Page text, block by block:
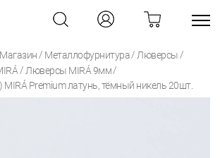
Магазин / Металлофурнитура / Люверсы /
/ Люверсы MIRÁ 9мм /
Premium латунь, тёмный никель 20шт.